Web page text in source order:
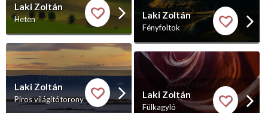
Laki Zoltán
Heten
Laki Zoltán
Piros világítótorony
Laki Zoltán
Fényfoltok
Laki Zoltán
Fülkagyló